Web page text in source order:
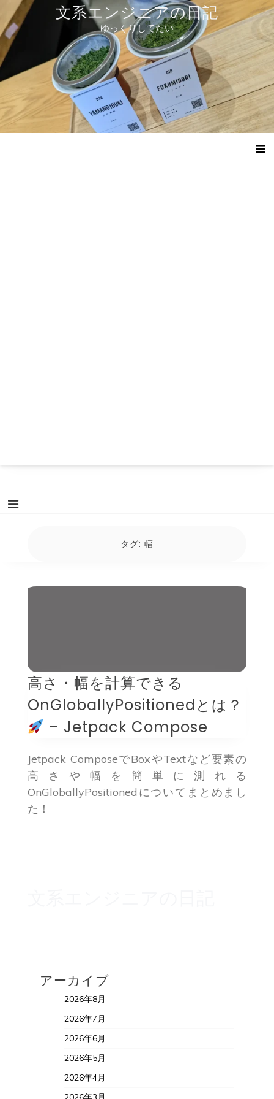
テ
ツ
へ
ス
ッ
プ
文系エンジニアの日記
ゆっくりしてたい
タグ: 幅
高さ・幅を計算できる
OnGloballyPositionedとは？
– Jetpack Compose
Jetpack ComposeでBoxやTextなど要素の
高さや幅を簡単に測れる
OnGloballyPositionedについてまとめまし
た！
アーカイブ
2026年8月
2026年7月
2026年6月
2026年5月
2026年4月